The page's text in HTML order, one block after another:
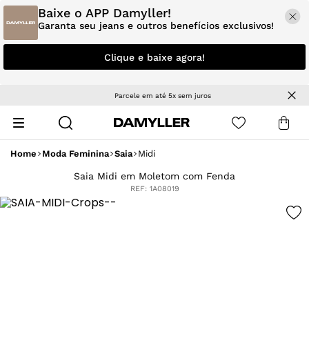
Baixe o APP Damyller!
Garanta seu jeans e outros benefícios exclusivos!
Clique e baixe agora!
Parcele em até 5x sem juros
Home Moda Feminina Saia Midi
Saia Midi em Moletom com Fenda
REF: 1A08019